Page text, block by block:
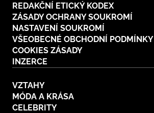
REDAKČNÍ ETICKÝ KODEX
ZÁSADY OCHRANY SOUKROMÍ
NASTAVENÍ SOUKROMÍ
VŠEOBECNÉ OBCHODNÍ PODMÍNKY
COOKIES ZÁSADY
INZERCE
VZTAHY
MÓDA A KRÁSA
CELEBRITY